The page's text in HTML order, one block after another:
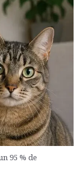
95 % de